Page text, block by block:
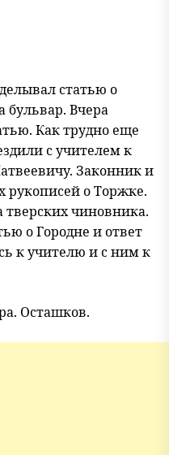
статью о
бульвар. Вчера
Как трудно еще
с учителем к
Законник и
рукописей о Торжке.
чиновника.
о Городне и ответ
к учителю и с ним к
Осташков.